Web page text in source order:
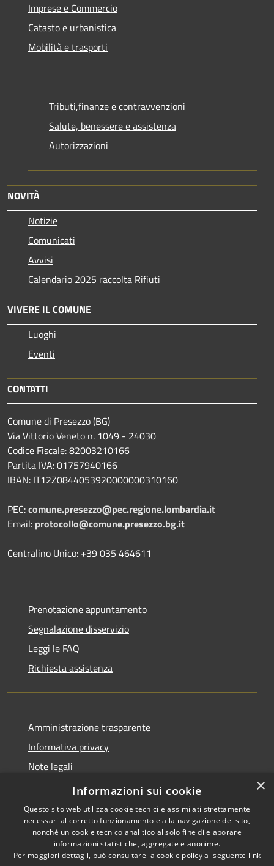
Imprese e Commercio
Catasto e urbanistica
Mobilità e trasporti
Tributi,finanze e contravvenzioni
Salute, benessere e assistenza
Autorizzazioni
NOVITÀ
Notizie
Comunicati
Avvisi
Calendario 2025 raccolta Rifiuti
VIVERE IL COMUNE
Luoghi
Eventi
CONTATTI
Comune di Presezzo (BG)
Via Vittorio Veneto n. 1049 - 24030
Codice Fiscale: 82003210166
Partita IVA: 01757940166
IBAN: IT12Z0844053920000000310160
PEC:comune.presezzo@pec.regione.lombardia.it
Email: protocollo@comune.presezzo.bg.it
Centralino Unico: +39 035 464611
Prenotazione appuntamento
Segnalazione disservizio
Leggi le FAQ
Richiesta assistenza
Amministrazione trasparente
Informativa privacy
Note legali
Dichiarazione di accessibilità
Accessibilità
Copyright © 2026 • Comune di
Presezzo • Powered by
×
Informazioni sui cookie
Questo sito web utilizza cookie tecnici e assimilati strettamente
necessari al corretto funzionamento e alla navigazione del sito,
nonché un cookie tecnico analitico al solo fine di elaborare
informazioni statistiche, aggregate e anonime.
Per maggiori dettagli, può consultare la cookie policy al seguente link